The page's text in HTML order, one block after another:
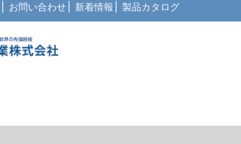
お問い合わせ 新着情報 製品カタログ